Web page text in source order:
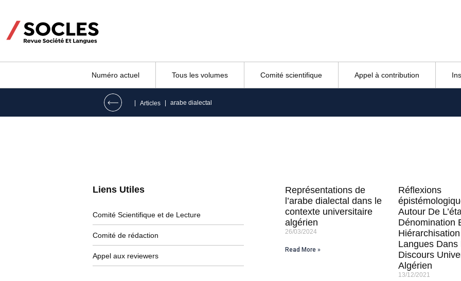
Numéro actuel Tous les volumes Comité scientifique Appel à contribution
| Articles | arabe dialectal
Liens Utiles​
Comité Scientifique et de Lecture
Comité de rédaction
Appel aux reviewers
Représentations de
l’arabe dialectal dans le
contexte universitaire
algérien
26/03/2024
Read More »
Réflexions
Autour De
Dénomination
Langues Dans
Discours
Algérien
13/12/2021